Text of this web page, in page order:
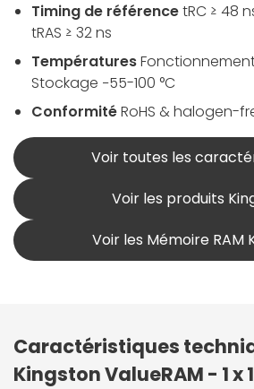
Timing de référencetRC ≥ 48
tRAS ≥ 32 ns
Températures
Stockage −55-100 °C
ConformitéRoHS & halogen-
Voir toutes les
Voir les produits
Voir les Mémoire RAM
Caractéristiques
Kingston ValueRAM - 1 x